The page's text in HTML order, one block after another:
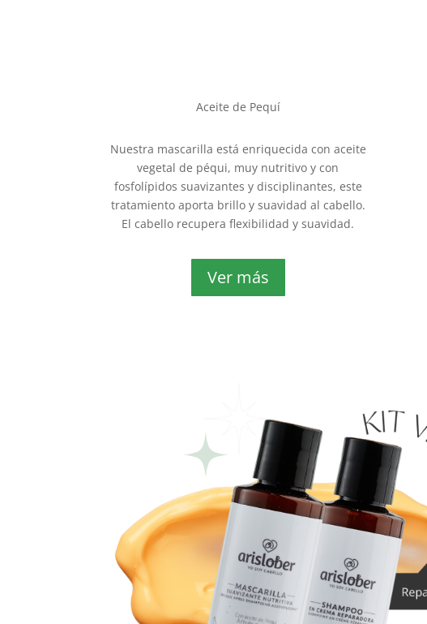
Aceite de Pequí
Nuestra mascarilla está enriquecida con aceite
vegetal de péqui, muy nutritivo y con
fosfolípidos suavizantes y disciplinantes, este
tratamiento aporta brillo y suavidad al cabello.
El cabello recupera flexibilidad y suavidad.
Ver más